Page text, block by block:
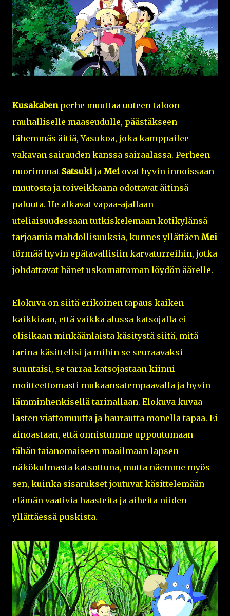
Kusakabenperhe muuttaa uuteen taloon
rauhalliselle maaseudulle, päästäkseen
lähemmäs äitiä, Yasukoa, joka kamppailee
vakavan sairauden kanssa sairaalassa. Perheen
nuorimmat Satsuki ja Mei ovat hyvin innoissaan
muutosta ja toiveikkaana odottavat äitinsä
paluuta. He alkavat vapaa-ajallaan
uteliaisuudessaan tutkiskelemaan kotikylänsä
tarjoamia mahdollisuuksia, kunnes yllättäen Mei
törmää hyvin epätavallisiin karvaturreihin, jotka
johdattavat hänet uskomattoman löydön äärelle.
Elokuva on siitä erikoinen tapaus kaiken
kaikkiaan, että vaikka alussa katsojalla ei
olisikaan minkäänlaista käsitystä siitä, mitä
tarina käsittelisi ja mihin se seuraavaksi
suuntaisi, se tarraa katsojastaan kiinni
moitteettomasti mukaansatempaavalla ja hyvin
lämminhenkisellä tarinallaan. Elokuva kuvaa
lasten viattomuutta ja haurautta monella tapaa. Ei
ainoastaan, että onnistumme uppoutumaan
tähän taianomaiseen maailmaan lapsen
näkökulmasta katsottuna, mutta näemme myös
sen, kuinka sisarukset joutuvat käsittelemään
elämän vaativia haasteita ja aiheita niiden
yllättäessä puskista.